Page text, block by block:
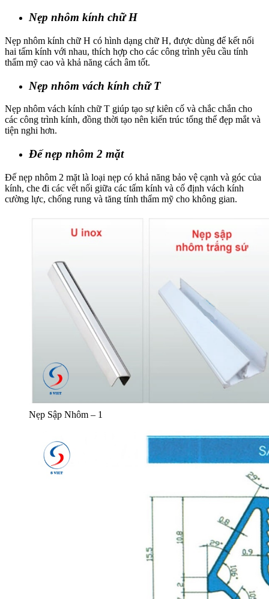
Nẹp nhôm kính chữ H
Nẹp nhôm kính chữ H có hình dạng chữ H, được dùng để kết nối
hai tấm kính với nhau, thích hợp cho các công trình yêu cầu tính
thẩm mỹ cao và khả năng cách âm tốt.
Nẹp nhôm vách kính chữ T
Nẹp nhôm vách kính chữ T giúp tạo sự kiên cố và chắc chắn cho
các công trình kính, đồng thời tạo nên kiến trúc tổng thể đẹp mắt và
tiện nghi hơn.
Đế nẹp nhôm 2 mặt
Đế nẹp nhôm 2 mặt là loại nẹp có khả năng bảo vệ cạnh và góc của
kính, che đi các vết nối giữa các tấm kính và cố định vách kính
cường lực, chống rung và tăng tính thẩm mỹ cho không gian.
Nẹp Sập Nhôm – 1